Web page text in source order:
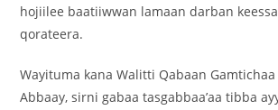
hojiilee baatiiwwan lamaan darban
qorateera.
Wayituma kana Walitti Qabaan
Abbaay, sirni gabaa tasgabbaa’aa tibba